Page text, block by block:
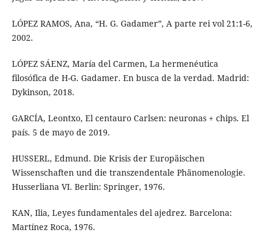
LÓPEZ RAMOS, Ana, “H. G. Gadamer”, A parte rei vol 21:1-6,
2002.
LÓPEZ SÁENZ, María del Carmen, La hermenéutica
filosófica de H-G. Gadamer. En busca de la verdad. Madrid:
Dykinson, 2018.
GARCÍA, Leontxo, El centauro Carlsen: neuronas + chips. El
país. 5 de mayo de 2019.
HUSSERL, Edmund. Die Krisis der Europäischen
Wissenschaften und die transzendentale Phänomenologie.
Husserliana VI. Berlin: Springer, 1976.
KAN, Ilia, Leyes fundamentales del ajedrez. Barcelona:
Martínez Roca, 1976.